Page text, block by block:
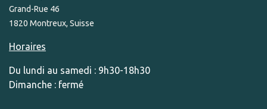
Grand-Rue 46
1820 Montreux, Suisse
Horaires
Du lundi au samedi : 9h30-18h30
Dimanche : fermé